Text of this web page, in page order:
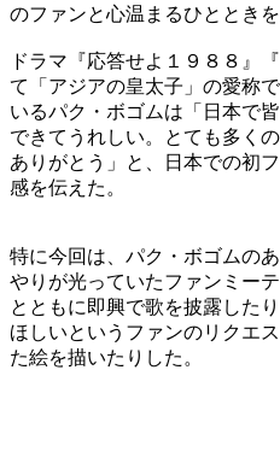
のファンと心温まるひとときを
ドラマ『応答せよ１９８８』
て「アジアの皇太子」の愛称
いるパク・ボゴムは「日本で
できてうれしい。とても多く
ありがとう」と、日本での初
感を伝えた。
特に今回は、パク・ボゴムの
やりが光っていたファンミー
とともに即興で歌を披露した
ほしいというファンのリクエ
た絵を描いたりした。